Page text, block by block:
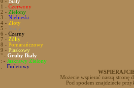
0 - Biały
1 - Czerwony
2 - Zielony
3 - Niebieski
4 - Złoty
5 - Szary
6 - Czarny
7 - Żółty
8 - Pomarańczowy
9 - Piaskowy
" - Gruby Biały
: - Jaskrawy Zielony
; - Fioletowy
Możecie wspierać naszą stronę
Pod spodem znajdziecie